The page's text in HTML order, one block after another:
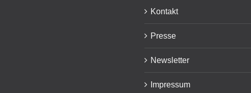
Kontakt
Presse
Newsletter
Impressum